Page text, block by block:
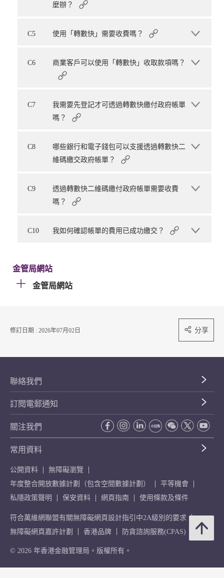
麼辦？
C5 使用「轉數快」需要收費嗎？
C6 商業客戶可以使用「轉數快」收取款項嗎？
C7
我需要先登記才可透過轉數快繳付政府帳單
嗎？
C8
哪些銀行和電子錢包可以支援透過轉數快二
維碼繳交政府帳單？
C9
透過轉數快二維碼繳付政府帳單需要收費
嗎？
C10 我如何確認帳單的費用已成功繳交？
金管局網站
金管局網站
修訂日期 : 2026年07月02日 分享
聯絡我們
訂閱電郵通知
關注我們
常用資料
公開資料
無障礙瀏覽
年度整合開放數據計劃（包含空間數據計劃）
平等機會
私隱政策聲明
保安資料 網頁指南 使用條款及條件
符合萬維網聯盟有關無障礙網頁設計指引中2A級別的要求
無障礙網頁嘉許計劃
香港品牌 防貪諮詢服務(CPAS)
© 2026 年香港金融管理局。版權所有。